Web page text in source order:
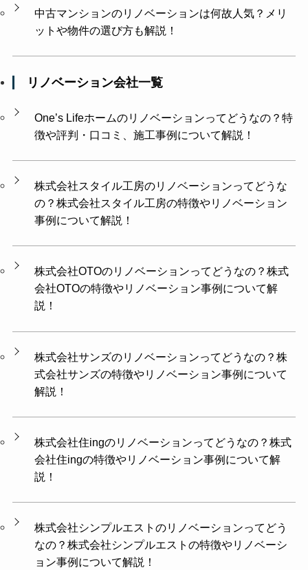
中古マンションのリノベーションは何故人気？メリ
ットや物件の選び方も解説！
リノベーション会社一覧
One’s Lifeホームのリノベーションってどうなの？特
徴や評判・口コミ、施工事例について解説！
株式会社スタイル工房のリノベーションってどうな
の？株式会社スタイル工房の特徴やリノベーション
事例について解説！
株式会社OTOのリノベーションってどうなの？株式
会社OTOの特徴やリノベーション事例について解
説！
株式会社サンズのリノベーションってどうなの？株
式会社サンズの特徴やリノベーション事例について
解説！
株式会社住ingのリノベーションってどうなの？株式
会社住ingの特徴やリノベーション事例について解
説！
株式会社シンプルエストのリノベーションってどう
なの？株式会社シンプルエストの特徴やリノベーシ
ョン事例について解説！